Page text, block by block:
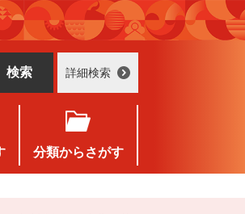
詳細検索
分類からさがす